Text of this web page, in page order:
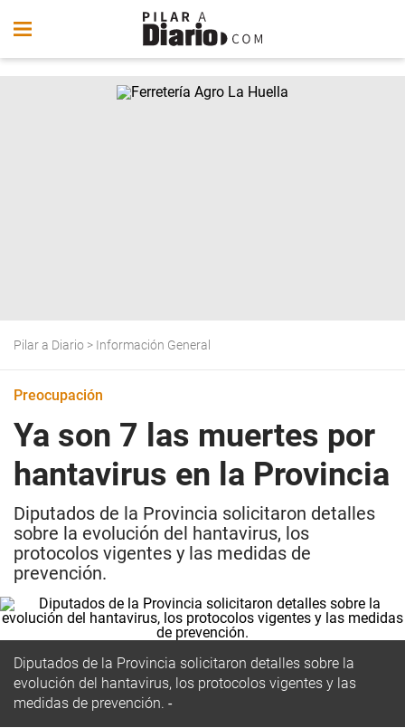
Pilar a Diario > Información General
Preocupación
Ya son 7 las muertes por
hantavirus en la Provincia
Diputados de la Provincia solicitaron detalles
sobre la evolución del hantavirus, los
protocolos vigentes y las medidas de
prevención.
Diputados de la Provincia solicitaron detalles sobre la
evolución del hantavirus, los protocolos vigentes y las
medidas de prevención.